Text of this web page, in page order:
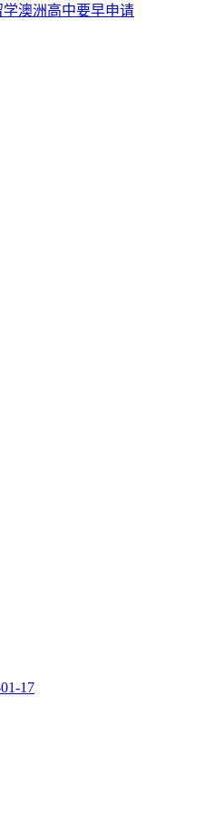
学澳洲高中要早申请
17